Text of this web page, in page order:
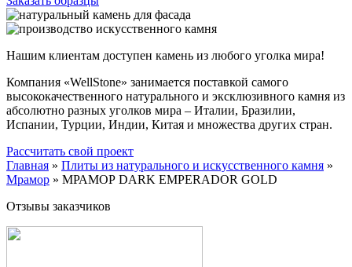
Нашим клиентам доступен камень из любого уголка мира!
Компания «WellStone» занимается поставкой самого
высококачественного натурального и эксклюзивного камня из
абсолютно разных уголков мира – Италии, Бразилии,
Испании, Турции, Индии, Китая и множества других стран.
Рассчитать свой проект
Главная » Плиты из натурального и искусственного камня »
Мрамор » МРАМОР DARK EMPERADOR GOLD
Отзывы заказчиков